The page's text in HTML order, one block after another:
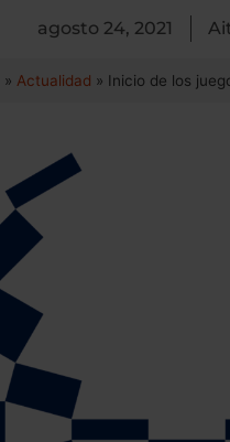
agosto 24, 2021
» Actualidad » Inicio de los